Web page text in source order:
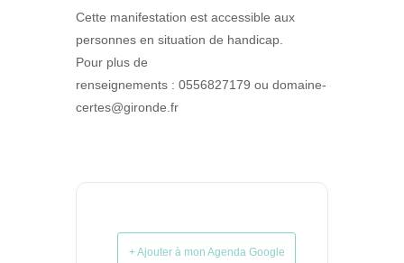
Cette manifestation est accessible aux
personnes en situation de handicap.
Pour plus de
renseignements : 0556827179 ou domaine-
certes@gironde.fr
+ Ajouter à mon Agenda Google